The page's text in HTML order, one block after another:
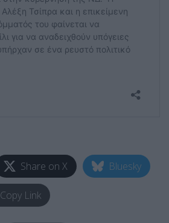
Share on X Bluesky
Copy Link